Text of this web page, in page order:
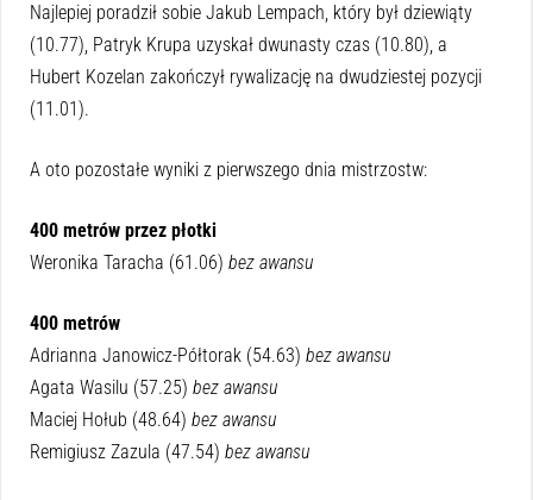
Najlepiej poradził sobie Jakub Lempach, który był dziewiąty
(10.77), Patryk Krupa uzyskał dwunasty czas (10.80), a
Hubert Kozelan zakończył rywalizację na dwudziestej pozycji
(11.01).
A oto pozostałe wyniki z pierwszego dnia mistrzostw:
400 metrów przez płotki
Weronika Taracha (61.06) bez awansu
400 metrów
Adrianna Janowicz-Półtorak (54.63) bez awansu
Agata Wasilu (57.25) bez awansu
Maciej Hołub (48.64) bez awansu
Remigiusz Zazula (47.54) bez awansu